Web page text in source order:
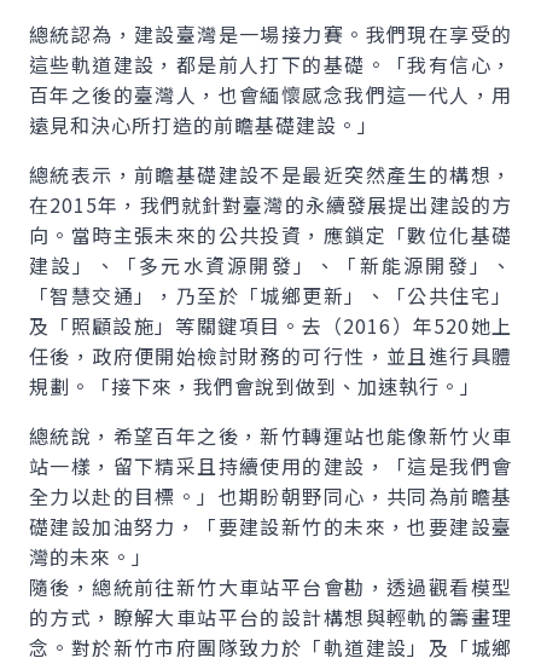
總統認為，建設臺灣是一場接力賽。我們現在享受的
這些軌道建設，都是前人打下的基礎。「我有信心，
百年之後的臺灣人，也會緬懷感念我們這一代人，用
遠見和決心所打造的前瞻基礎建設。」
總統表示，前瞻基礎建設不是最近突然產生的構想，
在2015年，我們就針對臺灣的永續發展提出建設的方
向。當時主張未來的公共投資，應鎖定「數位化基礎
建設」、「多元水資源開發」、「新能源開發」、
「智慧交通」，乃至於「城鄉更新」、「公共住宅」
及「照顧設施」等關鍵項目。去（2016）年520她上
任後，政府便開始檢討財務的可行性，並且進行具體
規劃。「接下來，我們會說到做到、加速執行。」
總統說，希望百年之後，新竹轉運站也能像新竹火車
站一樣，留下精采且持續使用的建設，「這是我們會
全力以赴的目標。」也期盼朝野同心，共同為前瞻基
礎建設加油努力，「要建設新竹的未來，也要建設臺
灣的未來。」
隨後，總統前往新竹大車站平台會勘，透過觀看模型
的方式，瞭解大車站平台的設計構想與輕軌的籌畫理
念。對於新竹市府團隊致力於「軌道建設」及「城鄉